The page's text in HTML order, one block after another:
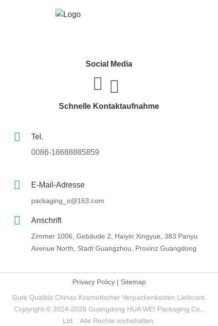
Social Media
Schnelle Kontaktaufnahme
Tel.
0086-18688885859
E-Mail-Adresse
packaging_o@163.com
Anschrift
Zimmer 1006, Gebäude 2, Haiyin Xingyue, 383 Panyu
Avenue North, Stadt Guangzhou, Provinz Guangdong
Privacy Policy| Sitemap
Gute Qualität Chinas Kosmetischer Verpackenkasten Lieferant.
Copyright-© 2024-2026 Guangdong HUA WEI Packaging Co.,
Ltd. . Alle Rechte vorbehalten.